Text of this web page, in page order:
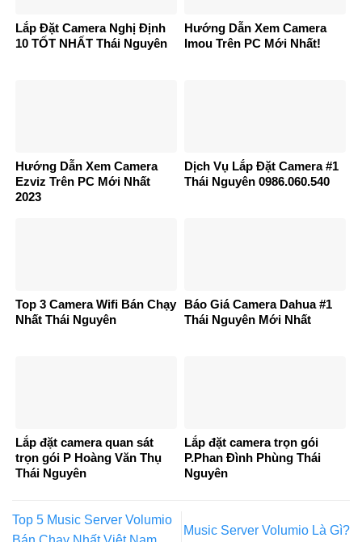
Lắp Đặt Camera Nghị Định
10 TỐT NHẤT Thái Nguyên
Hướng Dẫn Xem Camera
Imou Trên PC Mới Nhất!
Hướng Dẫn Xem Camera
Ezviz Trên PC Mới Nhất
2023
Dịch Vụ Lắp Đặt Camera #1
Thái Nguyên 0986.060.540
Top 3 Camera Wifi Bán Chạy
Nhất Thái Nguyên
Báo Giá Camera Dahua #1
Thái Nguyên Mới Nhất
Lắp đặt camera quan sát
trọn gói P Hoàng Văn Thụ
Thái Nguyên
Lắp đặt camera trọn gói
P.Phan Đình Phùng Thái
Nguyên
Top 5 Music Server Volumio
Music Server Volumio Là Gì?